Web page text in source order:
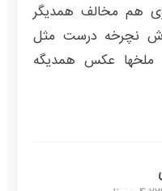
هم مخالف همدیگر
نچرخه درست مثل
ملخها عکس همدیگه